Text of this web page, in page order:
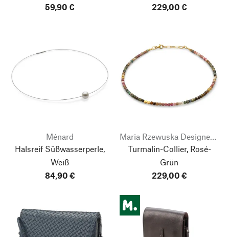
59,90 € 229,00 €
Ménard
Halsreif Süßwasserperle,
Weiß
84,90 €
Maria Rzewuska Designerschmuck
Turmalin-Collier, Rosé-
Grün
229,00 €